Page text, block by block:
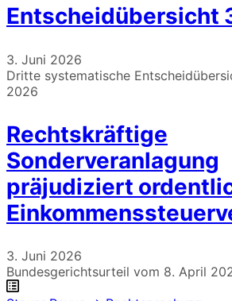
Entscheidübersicht
3. Juni 2026
Dritte systematische
2026
Rechtskräftige
Sonderveranlagung
präjudiziert
3. Juni 2026
Bundesgerichtsurteil vom 8. April